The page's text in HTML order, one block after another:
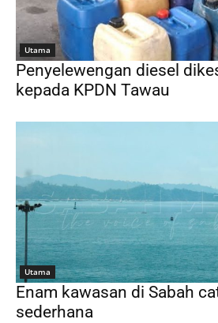
Utama
Penyelewengan diesel
kepada KPDN Tawau
Utama
Enam kawasan di Sabah
sederhana